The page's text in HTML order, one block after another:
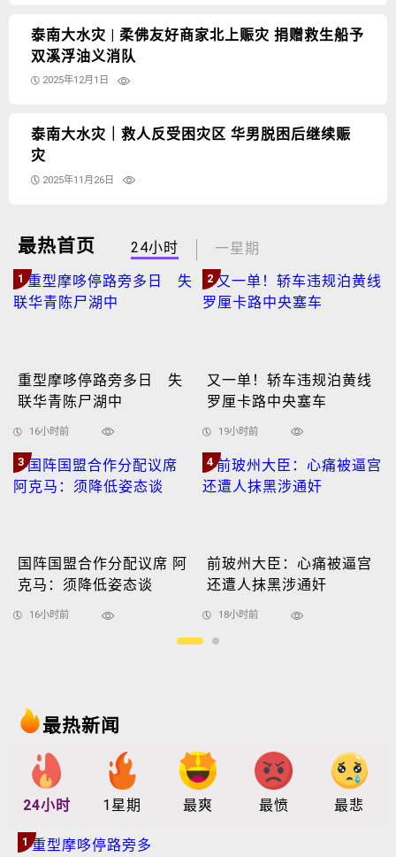
泰南大水灾 | 柔佛友好商家北上赈灾 捐赠救生船予
双溪浮油义消队
2025年12月1日
泰南大水灾｜救人反受困灾区 华男脱困后继续赈
灾
2025年11月26日
最热首页 24小时 一星期
1
重型摩哆停路旁多日 失
联华青陈尸湖中
16小时前
2
又一单！轿车违规泊黄线
罗厘卡路中央塞车
19小时前
3
国阵国盟合作分配议席 阿
克马：须降低姿态谈
16小时前
4
前玻州大臣：心痛被逼宫
还遭人抹黑涉通奸
18小时前
最热新闻
24小时 1星期 最爽 最愤 最悲
1